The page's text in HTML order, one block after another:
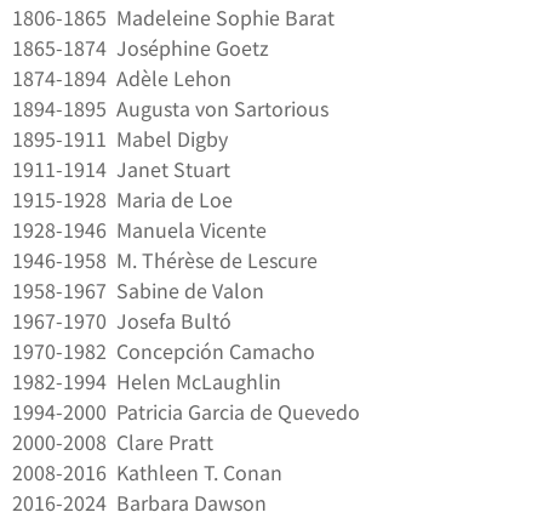
1806-1865 Madeleine Sophie Barat
1865-1874 Joséphine Goetz
1874-1894 Adèle Lehon
1894-1895 Augusta von Sartorious
1895-1911 Mabel Digby
1911-1914 Janet Stuart
1915-1928 Maria de Loe
1928-1946 Manuela Vicente
1946-1958 M. Thérèse de Lescure
1958-1967 Sabine de Valon
1967-1970 Josefa Bultó
1970-1982 Concepción Camacho
1982-1994 Helen McLaughlin
1994-2000 Patricia Garcia de Quevedo
2000-2008 Clare Pratt
2008-2016 Kathleen T. Conan
2016-2024 Barbara Dawson